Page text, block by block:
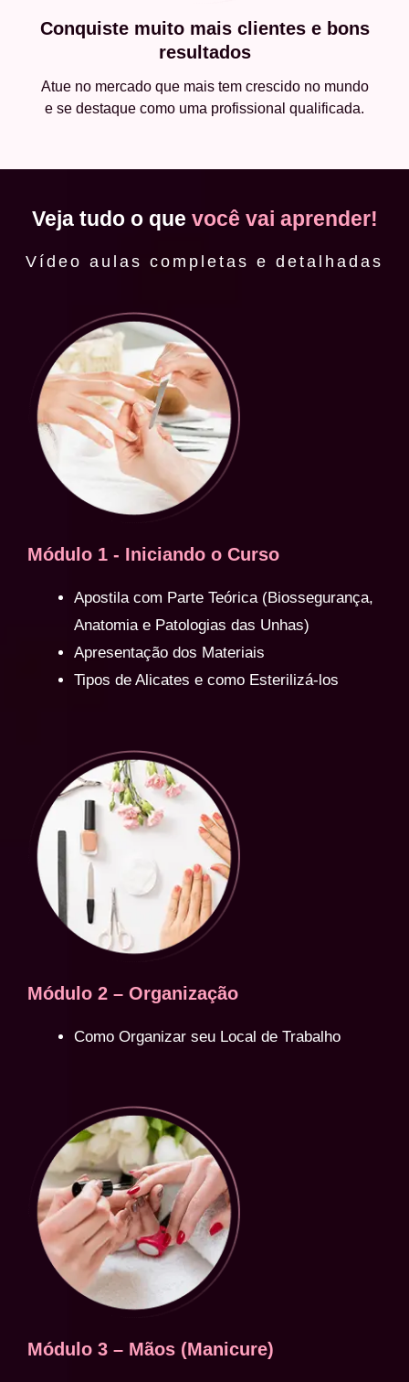
Conquiste muito mais clientes e bons
resultados
Atue no mercado que mais tem crescido no mundo
e se destaque como uma profissional qualificada.
Veja tudo o que você vai aprender!
Vídeo aulas completas e detalhadas
Módulo 1 - Iniciando o Curso
Apostila com Parte Teórica (Biossegurança,
Anatomia e Patologias das Unhas)
Apresentação dos Materiais
Tipos de Alicates e como Esterilizá-los
Módulo 2 – Organização
Como Organizar seu Local de Trabalho
Módulo 3 – Mãos (Manicure)